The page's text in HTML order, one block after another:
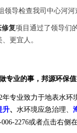
领导检查我司中心河
复项目通过了领导们
更宜人。
专业的事，邦源环保
年专业致力于地表水环
升、 水环境应急治理、
006-2276或者点击右侧